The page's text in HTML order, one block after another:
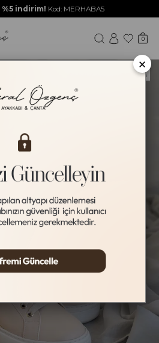
%5 indirim! Kod: MERHABA5
0
Yeni Ürün
×